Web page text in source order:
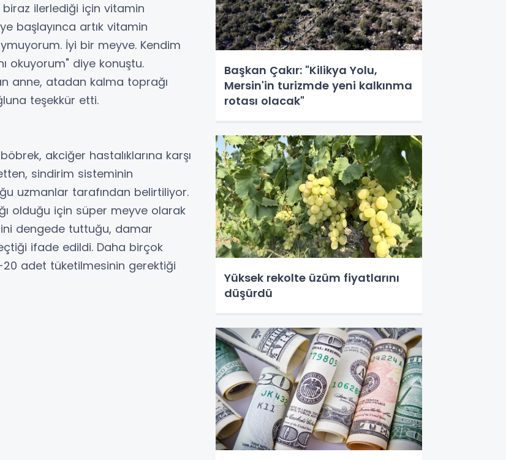
biraz ilerlediği için vitamin
başlayınca artık vitamin
İyi bir meyve. Kendim
okuyorum" diye konuştu.
anne, atadan kalma toprağı
teşekkür etti.
akciğer hastalıklarına karşı
sindirim sisteminin
uzmanlar tarafından belirtiliyor.
olduğu için süper meyve olarak
dengede tuttuğu, damar
ifade edildi. Daha birçok
adet tüketilmesinin gerektiği
Başkan Çakır: "Kilikya Yolu,
Mersin'in turizmde yeni kalkınma
rotası olacak"
Yüksek rekolte üzüm fiyatlarını
düşürdü